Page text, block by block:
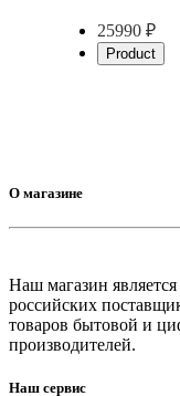
25990 ₽
Product
О магазине
Наш магазин
российских
товаров бытовой и
производителей.
Наш сервис